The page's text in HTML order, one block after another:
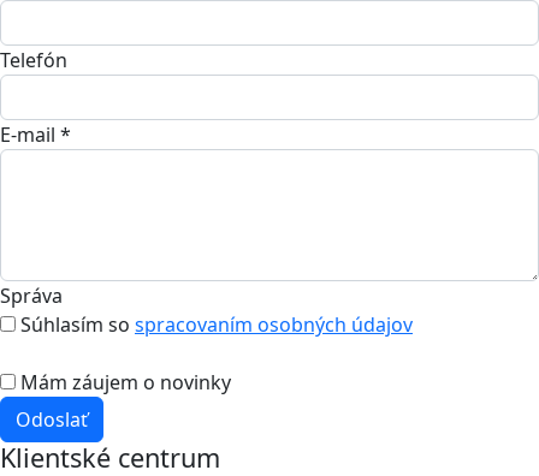
Telefón
E-mail *
Správa
Súhlasím so spracovaním osobných údajov
Mám záujem o novinky
Odoslať
Klientské centrum